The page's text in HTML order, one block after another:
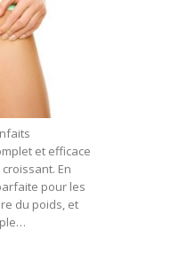
et efficace
En
pour les
du poids, et